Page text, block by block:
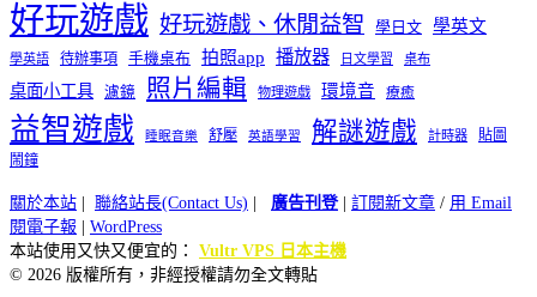
好玩遊戲 好玩遊戲、休閒益智 學日文 學英文
學英語 待辦事項 手機桌布 拍照app 播放器 日文學習 桌布
桌面小工具 濾鏡 照片編輯 物理遊戲 環境音 療癒
益智遊戲 睡眠音樂 舒壓 英語學習 解謎遊戲 計時器
貼圖
鬧鐘
關於本站 聯絡站長(Contact Us) 廣告刊登| 訂閱新文章 / 用 Email
閱電子報
WordPress
本站使用又快又便宜的： Vultr VPS 日本主機
© 2026 版權所有，非經授權請勿全文轉貼